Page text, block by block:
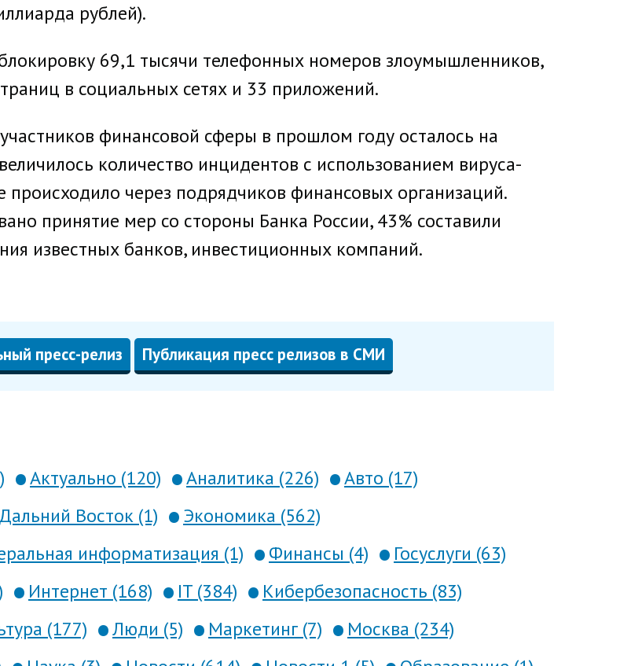
рублей).
69,1 тысячи телефонных номеров злоумышленников,
в социальных сетях и 33 приложений.
финансовой сферы в прошлом году осталось на
количество инцидентов с использованием вируса-
через подрядчиков финансовых организаций.
принятие мер со стороны Банка России, 43% составили
известных банков, инвестиционных компаний.
пресс-релиз Публикация пресс релизов в СМИ
Актуально (120) Аналитика (226)
Авто (17)
Дальний Восток (1)
Экономика (562)
информатизация (1) Финансы (4)
Госуслуги (63)
Интернет (168) IT (384)
Кибербезопасность (83)
(177) Люди (5) Маркетинг (7)
Москва (234)